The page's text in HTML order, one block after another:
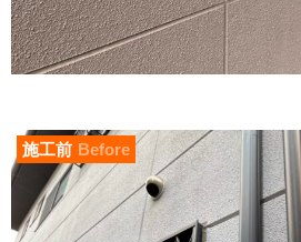
施工前 Before